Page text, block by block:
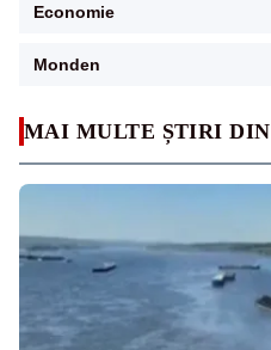
MAI MULTE ȘTIRI DIN
Economie
Monden